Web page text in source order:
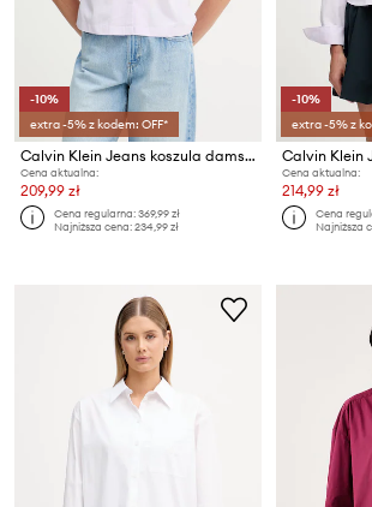
-10%
extra -5% z kodem: OFF*
Calvin Klein Jeans koszula damska bawełniana
Cena aktualna:
209,99 zł
Cena regularna:369,99 zł
Najniższa cena:234,99 zł
-10%
extra -5% z
Cena aktualna:
214,99 zł
Cena
Najniższa